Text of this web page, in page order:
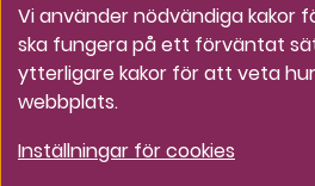
Andra kontaktvägar
Press
Vi använder nödvändiga kakor
ska fungera på ett förväntat
ytterligare kakor för att veta
webbplats.
Inställningar för cookies